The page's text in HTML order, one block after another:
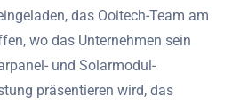
das Ooitech-Team am
wo das Unternehmen sein
und Solarmodul-
präsentieren wird, das